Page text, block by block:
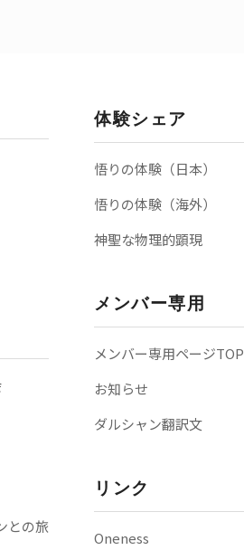
との旅
体験シェア
悟りの体験（日本）
悟りの体験（海外）
神聖な物理的顕現
メンバー専用
メンバー専用ページTOP
お知らせ
ダルシャン翻訳文
リンク
Oneness